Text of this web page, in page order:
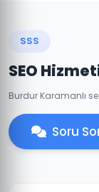
SSS
SEO
Burdur Karamanlı
Soru